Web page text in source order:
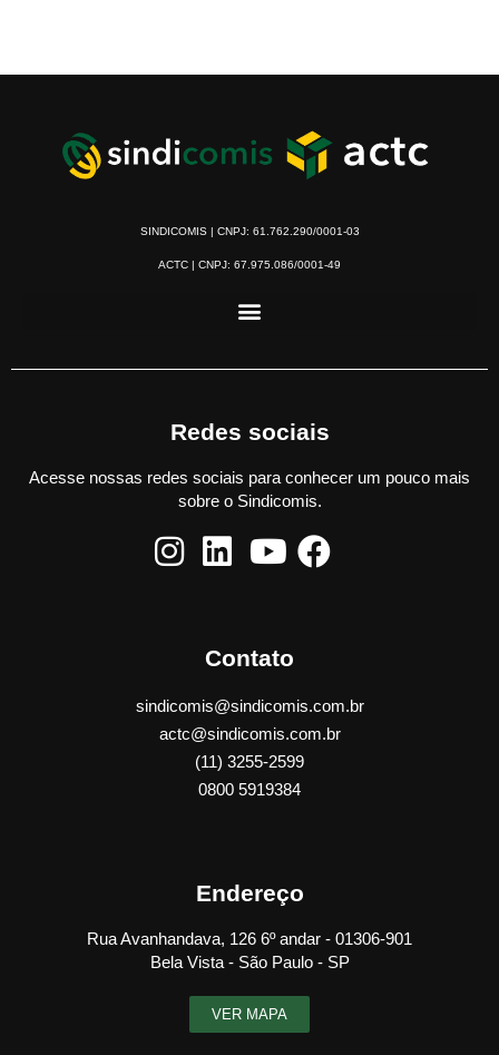
SINDICOMIS | CNPJ: 61.762.290/0001-03
ACTC | CNPJ: 67.975.086/0001-49
Redes sociais
Acesse nossas redes sociais para conhecer um pouco mais
sobre o Sindicomis.
Contato
sindicomis@sindicomis.com.br
actc@sindicomis.com.br
(11) 3255-2599
0800 5919384
Endereço
Rua Avanhandava, 126 6º andar - 01306-901
Bela Vista - São Paulo - SP
VER MAPA